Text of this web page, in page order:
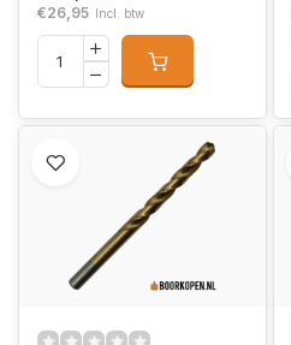
€26,95 Incl. btw